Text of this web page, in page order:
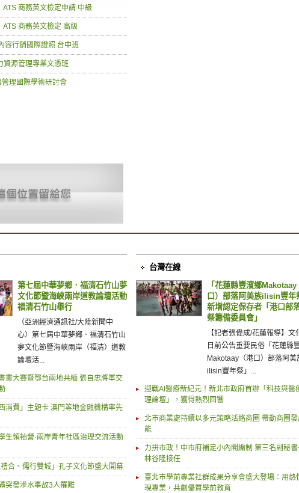
ATS 商務英文檢定申請 中級
ATS 商務英文檢定 高級
容行銷國際證照 台中班
資源管理專業文憑班
理國際學術研討會
第七屆中華夢鄉．福清石竹山夢
文化節暨海峽兩岸道教論壇活動
福清石竹山舉行
（亞洲經濟通訊社/大陸新聞中
心）第七屆中華夢鄉．福清石竹山
夢文化節暨海峽兩岸（福清）道教
論壇活...
畫大賽暨鄂台兩地共緬 張自忠將軍交
消費」主題卡 澳門等地金融機構率先
生領袖營·兩岸青年社區治理交流活動
合、儒行雙城」孔子文化節盛大開幕
突發滲水事故3人罹難
台灣在線
「花蓮縣豐濱鄉Makotaay
口）部落阿美族ilisin豐年
新增認定保存者「港口部
祭籌備委員會」
【記者張偉成/花蓮報導】文
日前公告重要民俗「花蓮縣
Makotaay（港口）部落阿美
ilisin豐年祭」...
迎戰AI醫療新紀元！新北市政府首辦「科技與醫
理論壇」，獲得熱烈回響
北市商業處持續以多元策略活絡商圈 帶動商圈
能
力拚市政！中市府補足小內閣編制 第三名副秘書
林谷隆接任
臺北市學前專業社群成果分享會盛大登場：用熱
現專業，共創優質學前教育